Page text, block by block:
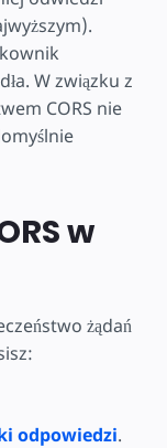
W związku z
CORS nie
w
żądań
odpowiedzi.